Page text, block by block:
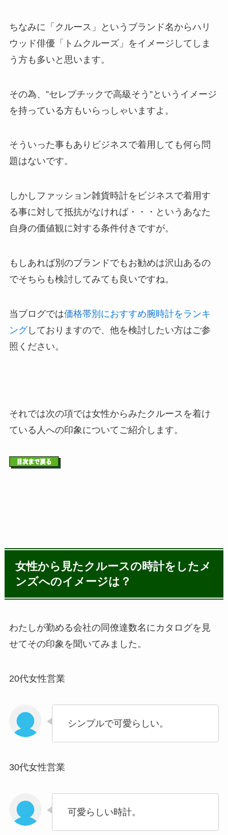
ちなみに「クルース」というブランド名からハリ
ウッド俳優「トムクルーズ」をイメージしてしま
う方も多いと思います。
その為、”セレブチックで高級そう”というイメージ
を持っている方もいらっしゃいますよ。
そういった事もありビジネスで着用しても何ら問
題はないです。
しかしファッション雑貨時計をビジネスで着用す
る事に対して抵抗がなければ・・・というあなた
自身の価値観に対する条件付きですが。
もしあれば別のブランドでもお勧めは沢山あるの
でそちらも検討してみても良いですね。
当ブログでは価格帯別におすすめ腕時計をランキ
ングしておりますので、他を検討したい方はご参
照ください。
それでは次の項では女性からみたクルースを着け
ている人への印象についてご紹介します。
女性から見たクルースの時計をしたメ
ンズへのイメージは？
わたしが勤める会社の同僚達数名にカタログを見
せてその印象を聞いてみました。
20代女性営業
シンプルで可愛らしい。
30代女性営業
可愛らしい時計。